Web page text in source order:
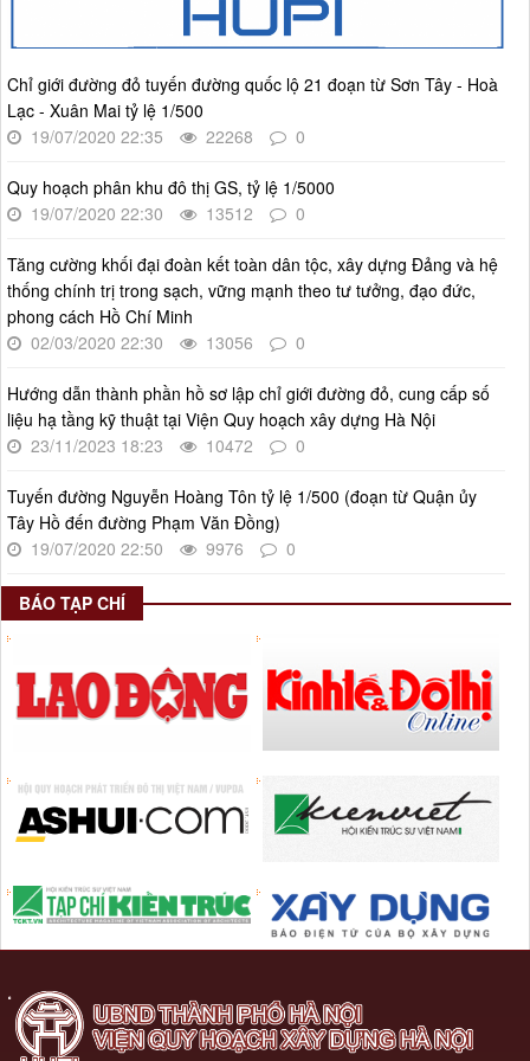
Thời gian đăng: 14/05/2026
lượt xem: 1234 | lượt tải:805
4386/QĐ-UBND
Quyết định số 4386/QĐ-UBND v/v Ban hành Kế hoạch thông
tin, tuyên truyền về cải cách hành chính nhà nước thành phố
Thời gian đăng: 25/08/2025
lượt xem: 570 | lượt tải:266
Kế hoạch Triển khai Phong trào "Bình dân học vụ số"
Thời gian đăng: 03/06/2025
lượt xem: 625 | lượt tải:268
Triển khai thực hiện Nghị quyết số 34/2024/NQ-HĐND ngày
19/11/2024 của Hội đồng nhân dân Thành phố.
Thời gian đăng: 08/01/2025
Chỉ giới đường đỏ tuyến đường quốc lộ 21 đoạn từ Sơn Tây - Hoà
Lạc - Xuân Mai tỷ lệ 1/500
19/07/2020 22:35
22268 0
Quy hoạch phân khu đô thị GS, tỷ lệ 1/5000
19/07/2020 22:30
13512 0
Tăng cường khối đại đoàn kết toàn dân tộc, xây dựng Đảng và hệ
thống chính trị trong sạch, vững mạnh theo tư tưởng, đạo đức,
phong cách Hồ Chí Minh
02/03/2020 22:30
13056 0
Hướng dẫn thành phần hồ sơ lập chỉ giới đường đỏ, cung cấp số
liệu hạ tầng kỹ thuật tại Viện Quy hoạch xây dựng Hà Nội
23/11/2023 18:23
10472 0
Tuyến đường Nguyễn Hoàng Tôn tỷ lệ 1/500 (đoạn từ Quận ủy
Tây Hồ đến đường Phạm Văn Đồng)
19/07/2020 22:50
9976 0
BÁO TẠP CHÍ